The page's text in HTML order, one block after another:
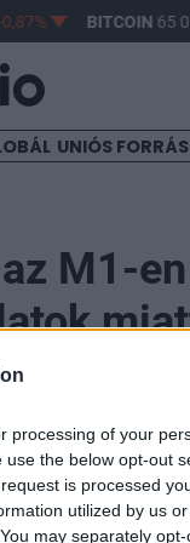
processing of your
the below opt-out
is processed
utilized by us
may separately
BITCOIN65
UNIÓS
M1-
helyszínén
miatt torlódik